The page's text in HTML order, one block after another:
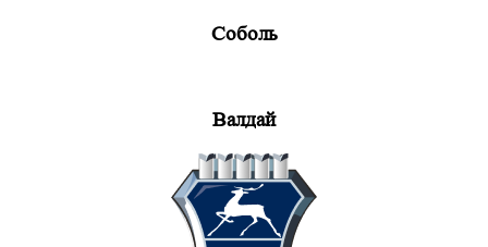
Соболь
Валдай